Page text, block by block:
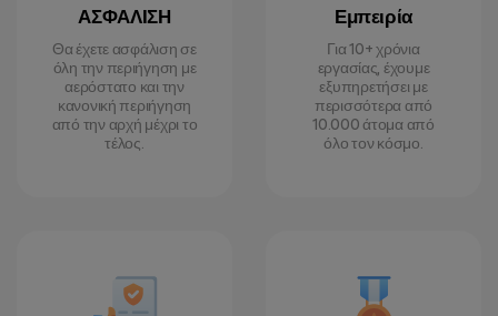
ΑΣΦΑΛΙΣΗ
Θα έχετε ασφάλιση σε
όλη την περιήγηση με
αερόστατο και την
κανονική περιήγηση
από την αρχή μέχρι το
τέλος.
Εμπειρία
Για 10+ χρόνια
εργασίας, έχουμε
εξυπηρετήσει με
περισσότερα από
10.000 άτομα από
όλο τον κόσμο.